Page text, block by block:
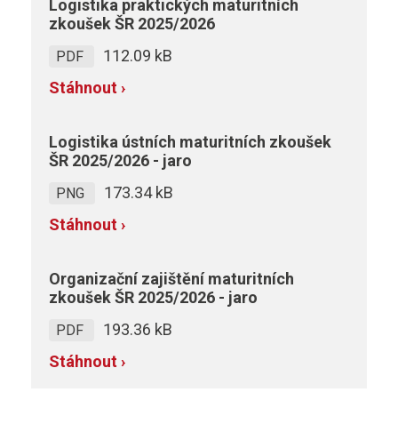
Logistika praktických maturitních
zkoušek ŠR 2025/2026
PDF
112.09 kB
Stáhnout ›
Logistika ústních maturitních zkoušek
ŠR 2025/2026 - jaro
PNG
173.34 kB
Stáhnout ›
Organizační zajištění maturitních
zkoušek ŠR 2025/2026 - jaro
PDF
193.36 kB
Stáhnout ›